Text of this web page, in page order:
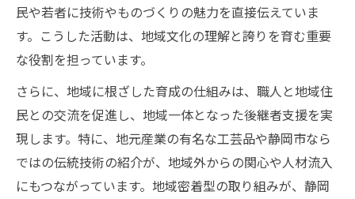
民や若者に技術やものづくりの魅力を直接伝えていま
す。こうした活動は、地域文化の理解と誇りを育む重要
な役割を担っています。
さらに、地域に根ざした育成の仕組みは、職人と地域住
民との交流を促進し、地域一体となった後継者支援を実
現します。特に、地元産業の有名な工芸品や静岡市なら
ではの伝統技術の紹介が、地域外からの関心や人材流入
にもつながっています。地域密着型の取り組みが、静岡